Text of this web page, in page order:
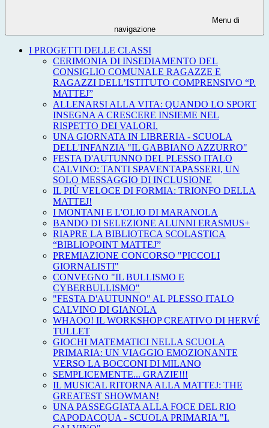
Menu di
navigazione
I PROGETTI DELLE CLASSI
CERIMONIA DI INSEDIAMENTO DEL
CONSIGLIO COMUNALE RAGAZZE E
RAGAZZI DELL’ISTITUTO COMPRENSIVO “P.
MATTEJ”
ALLENARSI ALLA VITA: QUANDO LO SPORT
INSEGNA A CRESCERE INSIEME NEL
RISPETTO DEI VALORI.
UNA GIORNATA IN LIBRERIA - SCUOLA
DELL'INFANZIA "IL GABBIANO AZZURRO"
FESTA D'AUTUNNO DEL PLESSO ITALO
CALVINO: TANTI SPAVENTAPASSERI, UN
SOLO MESSAGGIO DI INCLUSIONE
IL PIÙ VELOCE DI FORMIA: TRIONFO DELLA
MATTEJ!
I MONTANI E L'OLIO DI MARANOLA
BANDO DI SELEZIONE ALUNNI ERASMUS+
RIAPRE LA BIBLIOTECA SCOLASTICA
“BIBLIOPOINT MATTEJ”
PREMIAZIONE CONCORSO "PICCOLI
GIORNALISTI"
CONVEGNO "IL BULLISMO E
CYBERBULLISMO"
"FESTA D'AUTUNNO" AL PLESSO ITALO
CALVINO DI GIANOLA
WHAOO! IL WORKSHOP CREATIVO DI HERVÉ
TULLET
GIOCHI MATEMATICI NELLA SCUOLA
PRIMARIA: UN VIAGGIO EMOZIONANTE
VERSO LA BOCCONI DI MILANO
SEMPLICEMENTE... GRAZIE!!!
IL MUSICAL RITORNA ALLA MATTEJ: THE
GREATEST SHOWMAN!
UNA PASSEGGIATA ALLA FOCE DEL RIO
CAPODACQUA - SCUOLA PRIMARIA "I.